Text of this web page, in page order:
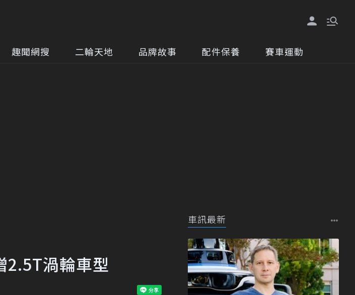
趣聞網搜 二輪天地 品牌故事 配件保養 賽車運動
2.5T渦輪車型
車訊最新